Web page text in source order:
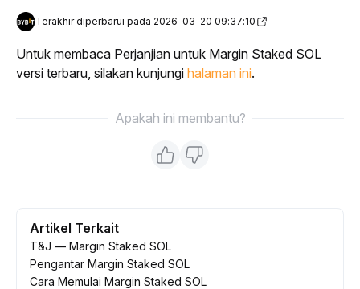
Terakhir diperbarui pada 2026-03-20 09:37:10
Untuk membaca Perjanjian untuk Margin Staked SOL
versi terbaru, silakan kunjungi halaman ini.
Apakah ini membantu?
Artikel Terkait
T&J — Margin Staked SOL
Pengantar Margin Staked SOL
Cara Memulai Margin Staked SOL